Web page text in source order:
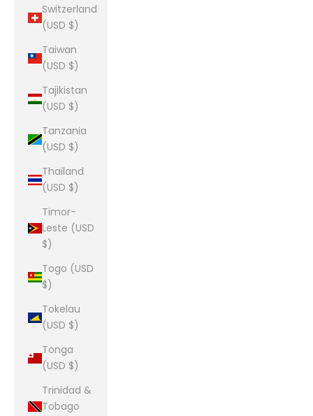
Switzerland
(USD $)
Taiwan
(USD $)
Tajikistan
(USD $)
Tanzania
(USD $)
Thailand
(USD $)
Timor-
Leste (USD
$)
Togo (USD
$)
Tokelau
(USD $)
Tonga
(USD $)
Trinidad &
Tobago